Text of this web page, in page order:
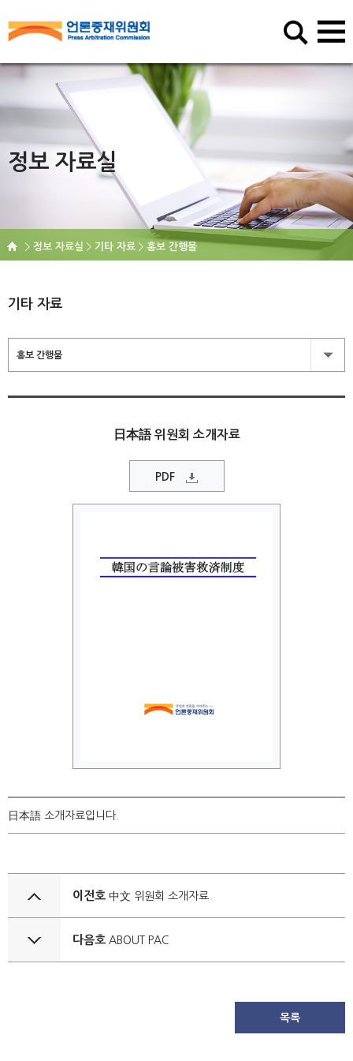
정보 자료실
정보 자료실 기타 자료 홍보 간행물
기타 자료
홍보 간행물
日本語 위원회 소개자료
PDF
日本語 소개자료입니다.
이전호 中文 위원회 소개자료
다음호 ABOUT PAC
목록